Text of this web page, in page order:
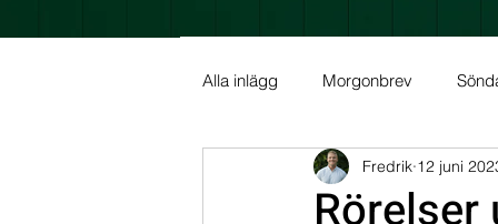
Alla inlägg Morgonbrev
Allmän info Fundamental
Fredrik 12 juni